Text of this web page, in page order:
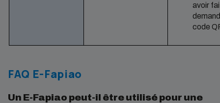
avoir
code
FAQ E-Fapiao
Un E-Fapiao peut-il être utilisé pour une